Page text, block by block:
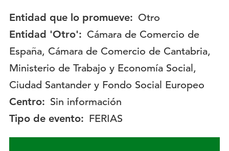
Entidad que lo promueve: Otro
Entidad 'Otro': Cámara de Comercio de
España, Cámara de Comercio de Cantabria,
Ministerio de Trabajo y Economía Social,
Ciudad Santander y Fondo Social Europeo
Centro: Sin información
Tipo de evento: FERIAS